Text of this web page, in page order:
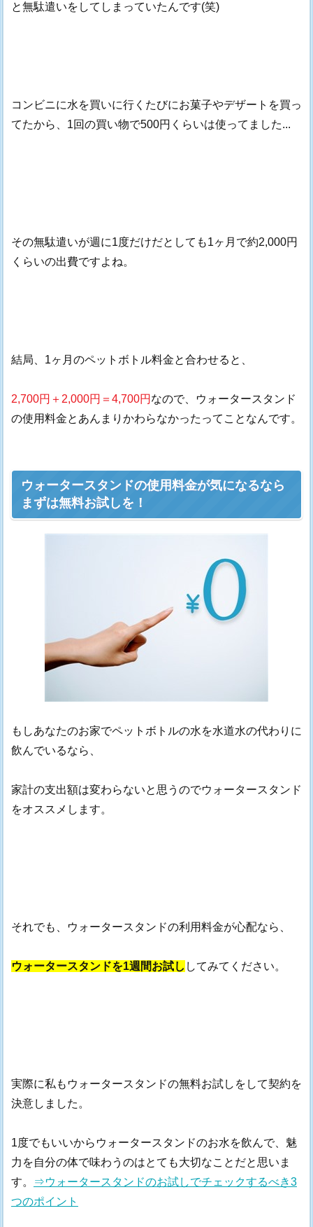
と無駄遣いをしてしまっていたんです(笑)
コンビニに水を買いに行くたびにお菓子やデザートを買っ
てたから、1回の買い物で500円くらいは使ってました...
その無駄遣いが週に1度だけだとしても1ヶ月で約2,000円
くらいの出費ですよね。
結局、1ヶ月のペットボトル料金と合わせると、
2,700円＋2,000円＝4,700円 なので、ウォータースタンド
の使用料金とあんまりかわらなかったってことなんです。
ウォータースタンドの使用料金が気になるなら
まずは無料お試しを！
もしあなたのお家でペットボトルの水を水道水の代わりに
飲んでいるなら、
家計の支出額は変わらないと思うのでウォータースタンド
をオススメします。
それでも、ウォータースタンドの利用料金が心配なら、
ウォータースタンドを1週間お試し してみてください。
実際に私もウォータースタンドの無料お試しをして契約を
決意しました。
1度でもいいからウォータースタンドのお水を飲んで、魅
力を自分の体で味わうのはとても大切なことだと思いま
す。
⇒ウォータースタンドのお試しでチェックするべき3
つのポイント